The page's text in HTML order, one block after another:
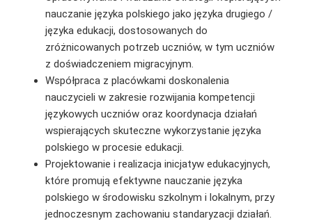
nauczanie języka polskiego jako języka drugiego /
języka edukacji, dostosowanych do
zróżnicowanych potrzeb uczniów, w tym uczniów
z doświadczeniem migracyjnym.
Współpraca z placówkami doskonalenia
nauczycieli w zakresie rozwijania kompetencji
językowych uczniów oraz koordynacja działań
wspierających skuteczne wykorzystanie języka
polskiego w procesie edukacji.
Projektowanie i realizacja inicjatyw edukacyjnych,
które promują efektywne nauczanie języka
polskiego w środowisku szkolnym i lokalnym, przy
jednoczesnym zachowaniu standaryzacji działań.